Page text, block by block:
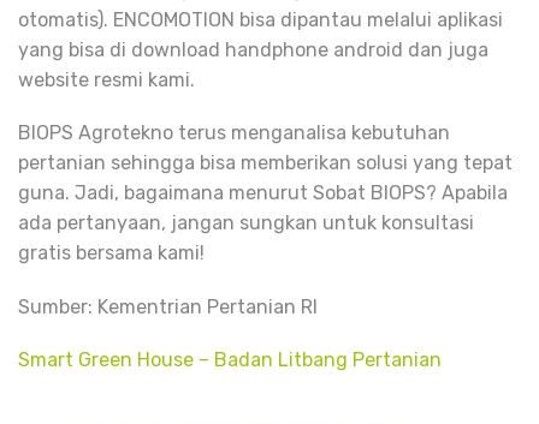
otomatis). ENCOMOTION bisa dipantau melalui aplikasi
yang bisa di download handphone android dan juga
website resmi kami.
BIOPS Agrotekno terus menganalisa kebutuhan
pertanian sehingga bisa memberikan solusi yang tepat
guna. Jadi, bagaimana menurut Sobat BIOPS? Apabila
ada pertanyaan, jangan sungkan untuk konsultasi
gratis bersama kami!
Sumber: Kementrian Pertanian RI
Smart Green House – Badan Litbang Pertanian